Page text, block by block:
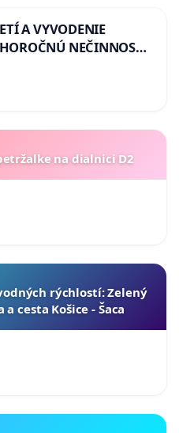
A VYVODENIE
NEČINNOSŤ
na dialnici D2
rýchlostí: Zelený
cesta Košice - Šaca